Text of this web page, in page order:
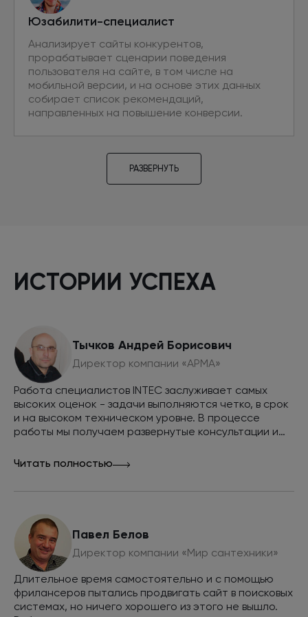
Юзабилити-специалист
Анализирует сайты конкурентов,
прорабатывает сценарии поведения
пользователя на сайте, в том числе на
мобильной версии, и на основе этих данных
собирает список рекомендаций,
направленных на повышение конверсии.
дополнительного трафика из поиска. Проводит
аудит текущих интерфейсов на основе
Программист
мешающие правильной индексации сайта и
влияющие на индексацию сайта поисковыми
системами.
РАЗВЕРНУТЬ
ИСТОРИИ УСПЕХА
Тычков Андрей Борисович
Директор компании «АРМА»
Работа специалистов INTEC заслуживает самых
высоких оценок - задачи выполняются четко, в срок
и на высоком техническом уровне. В процессе
работы мы получаем развернутые консультации и
сайт в топ выдачи поисковых систем Яндекс и
Читать полностью
Павел Белов
Директор компании «Мир сантехники»
Длительное время самостоятельно и с помощью
фрилансеров пытались продвигать сайт в поисковых
системах, но ничего хорошего из этого не вышло.